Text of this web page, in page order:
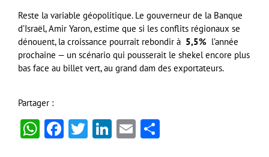
Reste la variable géopolitique. Le gouverneur de la Banque
d’Israël, Amir Yaron, estime que si les conflits régionaux se
dénouent, la croissance pourrait rebondir à 5,5% l’année
prochaine — un scénario qui pousserait le shekel encore plus
bas face au billet vert, au grand dam des exportateurs.
Partager :
WhatsApp
Facebook
Twitter
LinkedIn
Email